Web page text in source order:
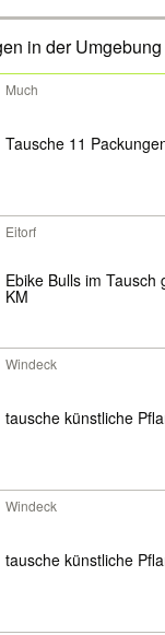
in der Umgebung
Much
Tausche 11
Eitorf
Ebike Bulls im
KM
Windeck
tausche künstliche
Windeck
tausche künstliche